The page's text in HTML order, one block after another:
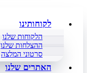
לקוחותינו
הלקוחות שלנו
ההצלחות שלנו
סרטוני המלצה
האתרים שלנו